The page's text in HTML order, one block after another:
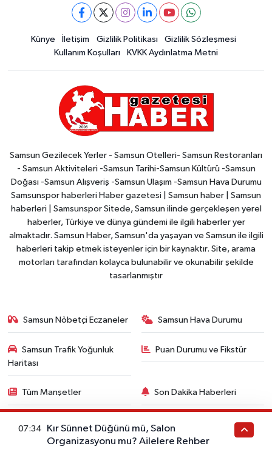
Künye İletişim Gizlilik Politikası
Gizlilik Sözleşmesi
Kullanım Koşulları
KVKK Aydınlatma Metni
Samsun Gezilecek Yerler - Samsun Otelleri- Samsun Restoranları
- Samsun Aktiviteleri -Samsun Tarihi-Samsun Kültürü -Samsun
Doğası -Samsun Alışveriş -Samsun Ulaşım -Samsun Hava Durumu
Samsunspor haberleri Haber gazetesi | Samsun haber | Samsun
haberleri | Samsunspor Sitede, Samsun ilinde gerçekleşen yerel
haberler, Türkiye ve dünya gündemi ile ilgili haberler yer
almaktadır. Samsun Haber, Samsun'da yaşayan ve Samsun ile ilgili
haberleri takip etmek isteyenler için bir kaynaktır. Site, arama
motorları tarafından kolayca bulunabilir ve okunabilir şekilde
tasarlanmıştır
Samsun Nöbetçi Eczaneler Samsun Hava Durumu
Samsun Trafik Yoğunluk
Haritası
Puan Durumu ve Fikstür
Tüm Manşetler Son Dakika Haberleri
07:34
Kır Sünnet Düğünü mü, Salon
Organizasyonu mu? Ailelere Rehber